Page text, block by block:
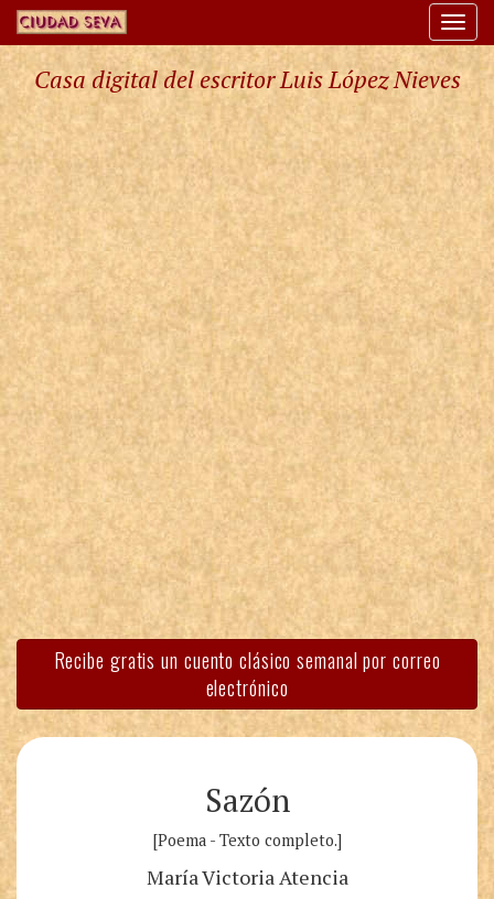
Casa digital del escritor Luis López Nieves
Recibe gratis un cuento clásico semanal por correo
electrónico
Sazón
[Poema - Texto completo.]
María Victoria Atencia